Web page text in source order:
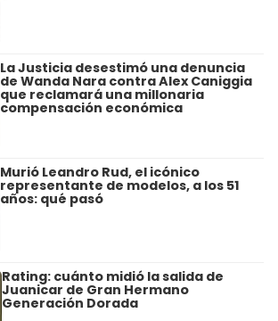
La Justicia desestimó una denuncia
de Wanda Nara contra Alex Caniggia
que reclamará una millonaria
compensación económica
Murió Leandro Rud, el icónico
representante de modelos, a los 51
años: qué pasó
Rating: cuánto midió la salida de
Juanicar de Gran Hermano
Generación Dorada